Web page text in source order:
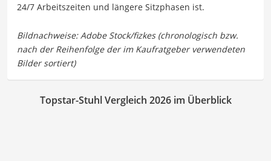
24/7 Arbeitszeiten und längere Sitzphasen ist.
Topstar-Stuhl Vergleich 2026 im Überblick